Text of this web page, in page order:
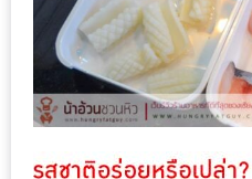
ปิ๊
งด้วย
HUAWEI
G7
สมา